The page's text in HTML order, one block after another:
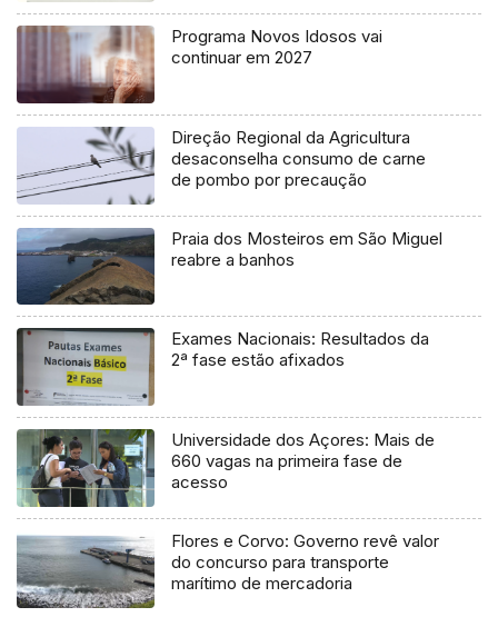
Programa Novos Idosos vai
continuar em 2027
Direção Regional da Agricultura
desaconselha consumo de carne
de pombo por precaução
Praia dos Mosteiros em São Miguel
reabre a banhos
Exames Nacionais: Resultados da
2ª fase estão afixados
Universidade dos Açores: Mais de
660 vagas na primeira fase de
acesso
Flores e Corvo: Governo revê valor
do concurso para transporte
marítimo de mercadoria